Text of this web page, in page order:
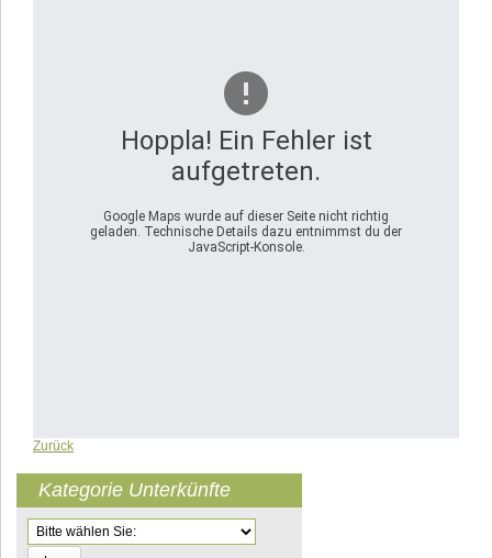
Hoppla! Ein Fehler ist
aufgetreten.
Google Maps wurde auf dieser Seite nicht richtig
geladen. Technische Details dazu entnimmst du der
JavaScript-Konsole.
Zurück
Kategorie Unterkünfte
Zielseite